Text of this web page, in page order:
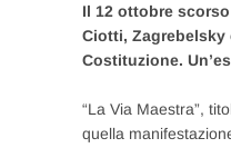
Il 12 ottobre
Ciotti, Zagrebelsky
Costituzione.
“La Via Maestra”,
quella